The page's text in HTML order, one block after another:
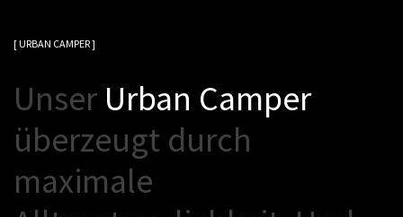
[ URBAN CAMPER ]
Unser Urban Camper
überzeugt durch
maximale